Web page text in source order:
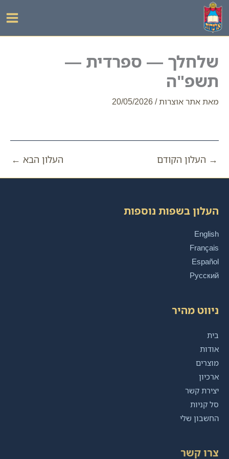
דילוג
לתוכן
שלחלך — ספרדית —
תשפ"ה
מאתאתר אוצרות/
20/05/2026
→ העלון הקודם העלון הבא ←
העלון בשפות נוספות
English
Français
Español
Русский
ניווט מהיר
בית
אודות
מוצרים
ארכיון
יצירת קשר
סל קניות
החשבון שלי
צרו קשר